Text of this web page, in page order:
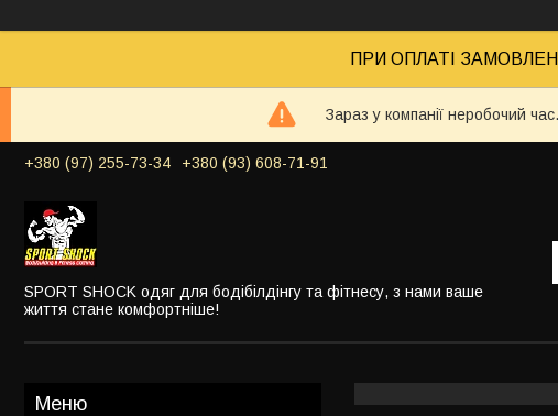
ПРИ ОПЛАТІ
Зараз у компанії неробочий
+380 (97) 255-73-34 +380 (93) 608-71-91
SPORT SHOCK одяг для бодібілдінгу та фітнесу, з нами ваше
життя стане комфортніше!